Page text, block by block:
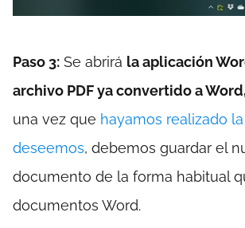
Paso 3: Se abrirá la aplicación
archivo PDF ya convertido a
una vez que hayamos realizado
deseemos, debemos guardar el
documento de la forma habitual
documentos Word.